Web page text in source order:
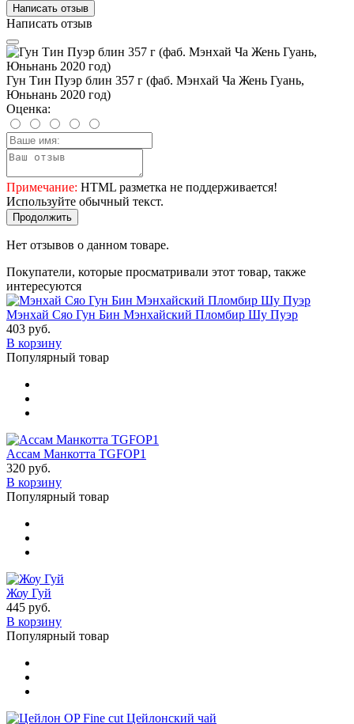
Написать отзыв
Написать отзыв
Гун Тин Пуэр блин 357 г (фаб. Мэнхай Ча Жень Гуань,
Юньнань 2020 год)
Оценка:
Примечание: HTML разметка не поддерживается!
Используйте обычный текст.
Продолжить
Нет отзывов о данном товаре.
Покупатели, которые просматривали этот товар, также
интересуются
Мэнхай Сяо Гун Бин Мэнхайский Пломбир Шу Пуэр
403 руб.
В корзину
Популярный товар
Ассам Манкотта TGFOP1
320 руб.
В корзину
Популярный товар
Жоу Гуй
445 руб.
В корзину
Популярный товар